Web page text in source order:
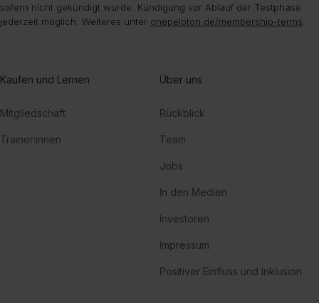
sofern nicht gekündigt wurde. Kündigung vor Ablauf der Testphase
jederzeit möglich. Weiteres unter onepeloton.de/membership-terms
Kaufen und Lernen
Mitgliedschaft
Trainer:innen
Über uns
Rückblick
Team
Jobs
In den Medien
Investoren
Impressum
Positiver Einfluss und Inklusion